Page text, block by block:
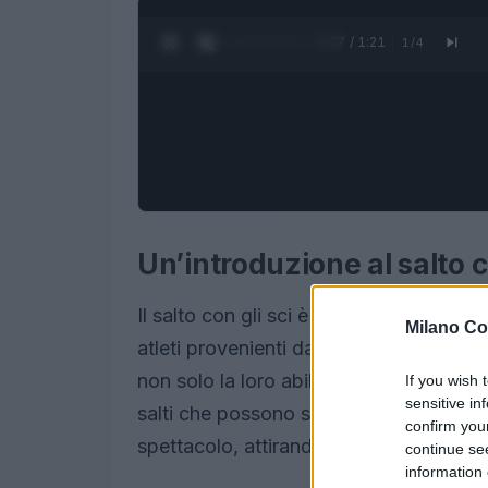
Milano
If you wish
sensitive
confirm
continue
information
0:28 / 1:21 1 /4
Un’introduzione al salto
Il salto con gli sci è uno degli sport
atleti provenienti da tutto il mondo si
non solo la loro abilità tecnica, ma
salti che possono superare i 200
spettacolo, attirando appassionati e